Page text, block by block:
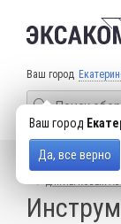
Ваш город
Ваш город
Да, все верно
КАТАЛОГ ТОВАРОВ